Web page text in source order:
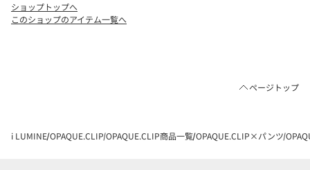
ショップトップへ
このショップのアイテム一覧へ
ページトップ
i LUMINE OPAQUE.CLIP OPAQUE.CLIP商品一覧 OPAQUE.CLIP×パンツ